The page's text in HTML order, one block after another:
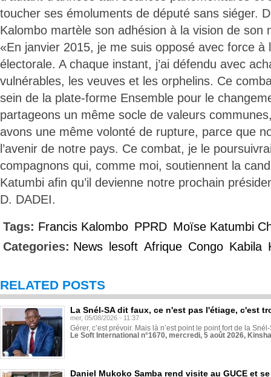
toucher ses émoluments de député sans siéger.
Kalombo martèle son adhésion à la vision de son
«En janvier 2015, je me suis opposé avec force à
électorale. A chaque instant, j’ai défendu avec
vulnérables, les veuves et les orphelins. Ce
sein de la plate-forme Ensemble pour le
partageons un même socle de valeurs
avons une même volonté de rupture, parce que
l’avenir de notre pays. Ce combat, je le
compagnons qui, comme moi, soutiennent la
Katumbi afin qu’il devienne notre prochain
D. DADEI.
Tags: Francis Kalombo PPRD Moïse Katumbi
Categories: News lesoft Afrique Congo Kabila
RELATED POSTS
La Snél-SA dit faux, ce n'est pas l'étiage, c'est
mer, 05/08/2026 - 11:37
Gérer, c’est prévoir. Mais là n’est point le point fort de la
Le Soft International n°1670, mercredi, 5 août 2026,
Daniel Mukoko Samba rend visite au GUCE et